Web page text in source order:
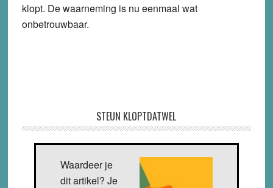
klopt. De waarneming is nu eenmaal wat
onbetrouwbaar.
STEUN KLOPTDATWEL
Waardeer je
dit artikel? Je